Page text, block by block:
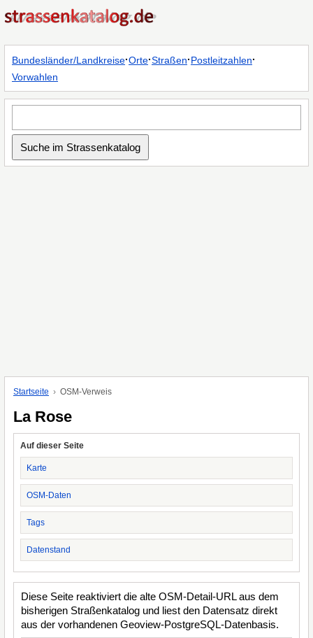
Bundesländer/Landkreise·Orte·Straßen·Postleitzahlen·
Vorwahlen
Startseite OSM-Verweis
La Rose
Auf dieser Seite
Karte
OSM-Daten
Tags
Datenstand
Diese Seite reaktiviert die alte OSM-Detail-URL aus dem
bisherigen Straßenkatalog und liest den Datensatz direkt
aus der vorhandenen Geoview-PostgreSQL-Datenbasis.